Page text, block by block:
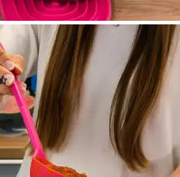
S
(11)
€
in 3-4 Werktagen bei dir
+2